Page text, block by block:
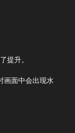
提升。
画面中会出现水